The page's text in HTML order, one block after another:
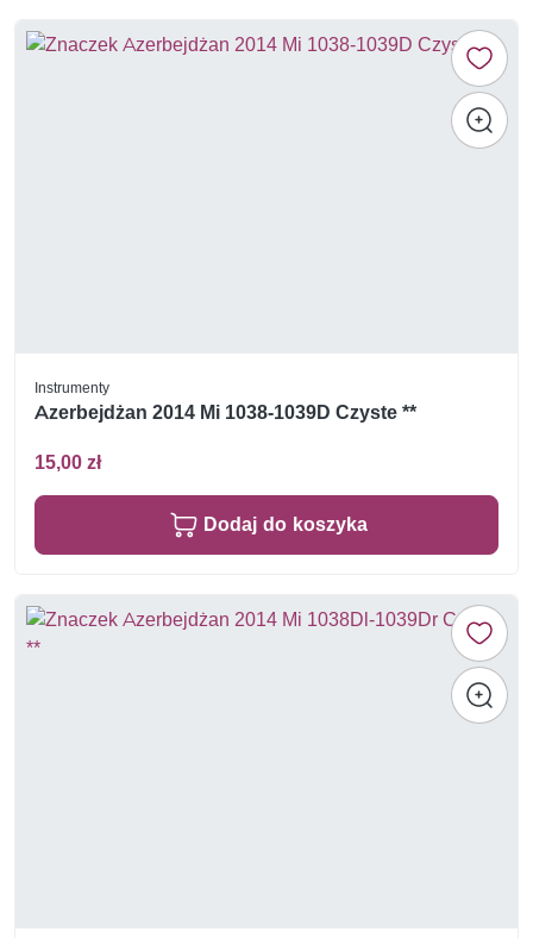
Instrumenty
Azerbejdżan 2014 Mi 1038-1039D Czyste **
15,00 zł
Dodaj do koszyka